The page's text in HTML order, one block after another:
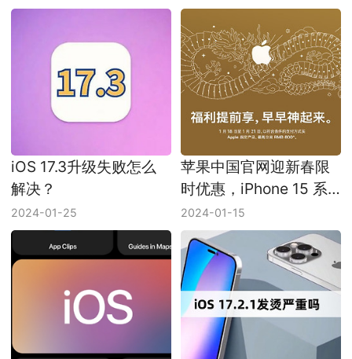
iOS 17.3升级失败怎么
解决？
2024-01-25
苹果中国官网迎新春限
时优惠，iPhone 15 系
列，Mac、iPad罕见直
降！
2024-01-15